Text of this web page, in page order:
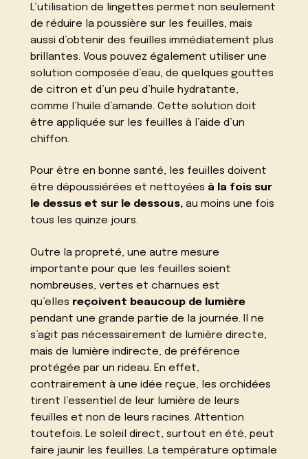
L’utilisation de lingettes permet non seulement
de réduire la poussière sur les feuilles, mais
aussi d’obtenir des feuilles immédiatement plus
brillantes. Vous pouvez également utiliser une
solution composée d’eau, de quelques gouttes
de citron et d’un peu d’huile hydratante,
comme l’huile d’amande. Cette solution doit
être appliquée sur les feuilles à l’aide d’un
chiffon.
Pour être en bonne santé, les feuilles doivent
être dépoussiérées et nettoyées à la fois sur
le dessus et sur le dessous, au moins une fois
tous les quinze jours.
Outre la propreté, une autre mesure
importante pour que les feuilles soient
nombreuses, vertes et charnues est
qu’elles reçoivent beaucoup de lumière
pendant une grande partie de la journée. Il ne
s’agit pas nécessairement de lumière directe,
mais de lumière indirecte, de préférence
protégée par un rideau. En effet,
contrairement à une idée reçue, les orchidées
tirent l’essentiel de leur lumière de leurs
feuilles et non de leurs racines. Attention
toutefois. Le soleil direct, surtout en été, peut
faire jaunir les feuilles. La température optimale